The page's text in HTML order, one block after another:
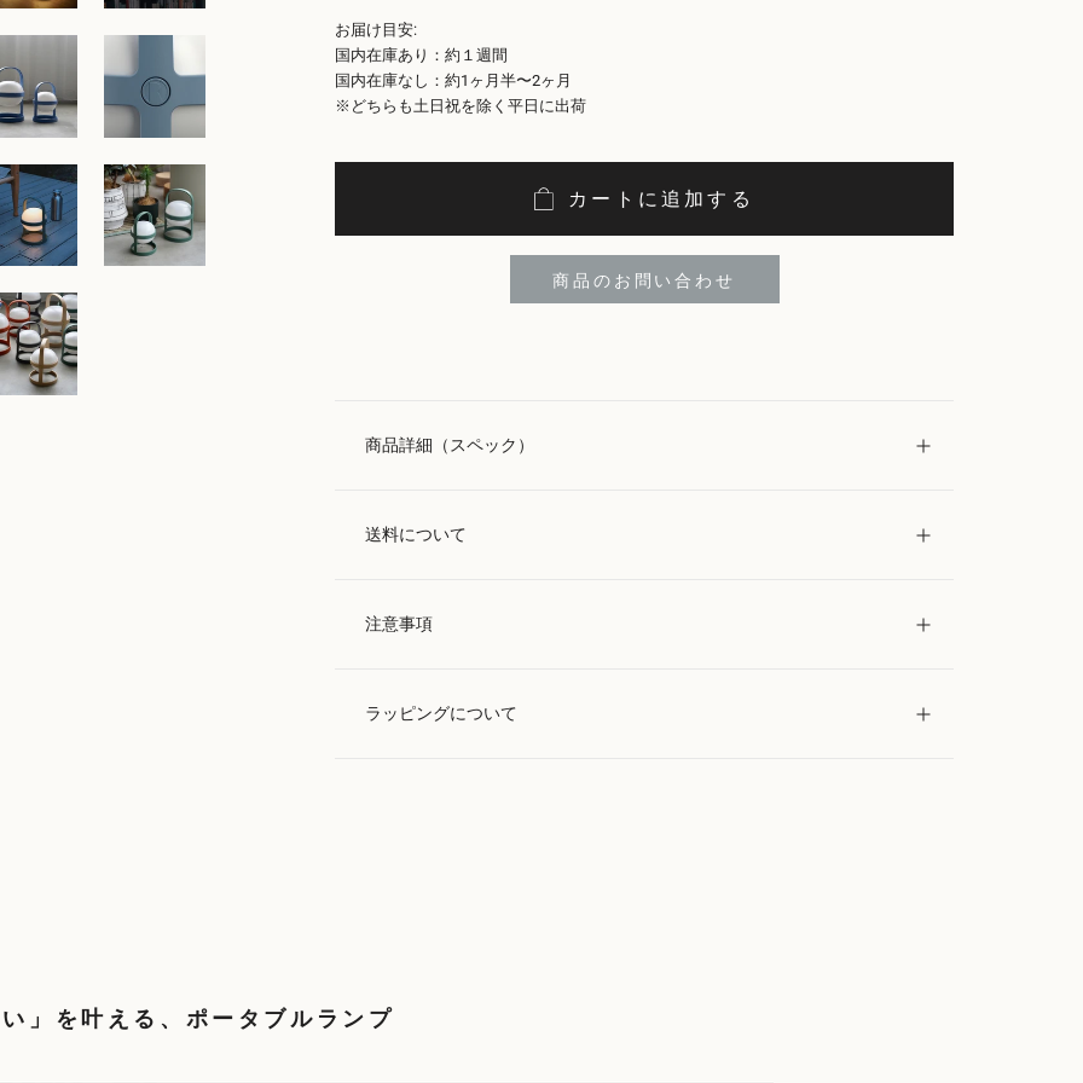
お届け目安:
国内在庫あり：約１週間
国内在庫なし：約1ヶ月半〜2ヶ月
※どちらも土日祝を除く平日に出荷
カートに追加する
商品のお問い合わせ
商品詳細（スペック）
送料について
注意事項
ラッピングについて
い」を叶える、ポータブルランプ